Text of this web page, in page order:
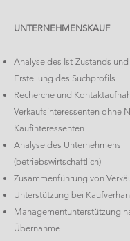
UNTERNEHMENSKAUF
Analyse des Ist-Zustands
Erstellung des Suchprofils
Recherche und
Verkaufsinteressenten ohne
Kaufinteressenten
Analyse des Unternehmens
(betriebswirtschaftlich)
Zusammenführung von
Unterstützung bei
Managementunterstützung
Übernahme